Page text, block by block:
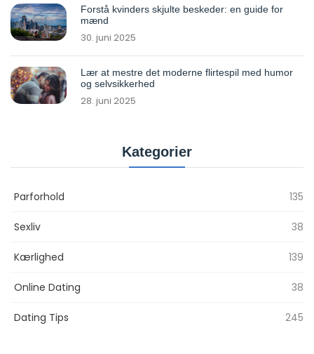
Forstå kvinders skjulte beskeder: en guide for
mænd
30. juni 2025
Lær at mestre det moderne flirtespil med humor
og selvsikkerhed
28. juni 2025
Kategorier
Parforhold 135
Sexliv 38
Kærlighed 139
Online Dating 38
Dating Tips 245